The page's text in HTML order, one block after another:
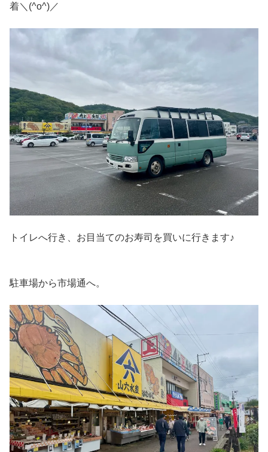
着＼(^o^)／
トイレへ行き、お目当てのお寿司を買いに行きます♪
駐車場から市場通へ。